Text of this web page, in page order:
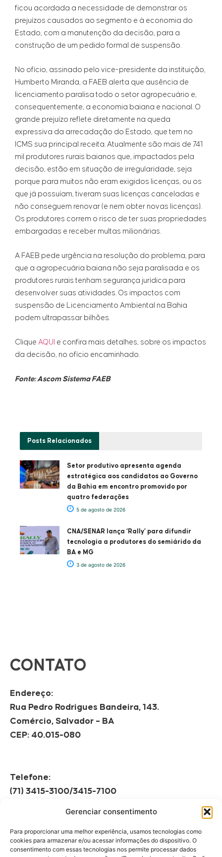
Gerenciar consentimento
Para proporcionar uma melhor experiência, usamos tecnologias como
cookies para armazenar e/ou acessar informações do dispositivo. O
consentimento com essas tecnologias nos permite processar dados
ficou acordada a necessidade de demonstrar os
prejuízos causados ao segmento e à economia do
Estado, com a manutenção da decisão, para a
construção de um pedido formal de suspensão.
No ofício, assinado pelo vice-presidente da instituição,
Humberto Miranda, a FAEB alerta que ausência de
licenciamento paralisa todo o setor agropecuário e,
consequentemente, a economia baiana e nacional. O
grande prejuízo reflete diretamente na queda
expressiva da arrecadação do Estado, que tem no
ICMS sua principal receita. Atualmente são mais de 741
mil produtores rurais baianos que, impactados pela
decisão, estão em situação de irregularidade, seja
porque para muitos não eram exigidos licenças, ou os
que já possuíam, tiveram suas licenças canceladas e
não conseguem renovar (e nem obter novas licenças).
Os produtores correm o risco de ter suas propriedades
embargadas e receber multas milionárias.
A FAEB pede urgência na resolução do problema, para
que a agropecuária baiana não seja paralisada e os
produtores rurais tenham segurança jurídica para
desenvolver suas atividades. Os impactos com
suspensão de Licenciamento Ambiental na Bahia
podem ultrapassar bilhões.
Clique AQUI e confira mais detalhes, sobre os impactos
da decisão, no ofício encaminhado.
Fonte: Ascom Sistema FAEB
Posts Relacionados
Setor produtivo apresenta agenda
estratégica aos candidatos ao Governo
da Bahia em encontro promovido por
quatro federações
5 de agosto de 2026
CNA/SENAR lança ‘Rally’ para difundir
tecnologia a produtores do semiárido da
BA e MG
3 de agosto de 2026
CONTATO
Endereço:
Rua Pedro Rodrigues Bandeira, 143.
Comércio, Salvador – BA
CEP: 40.015-080
Telefone:
(71) 3415-3100/3415-7100
Horário de Funcionamento:
08h às 12h | 13h às 17h